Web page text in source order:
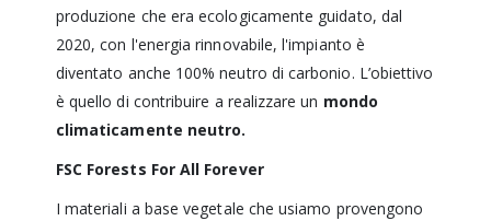
produzione che era ecologicamente guidato, dal
2020, con l'energia rinnovabile, l'impianto è
diventato anche 100% neutro di carbonio. L’obiettivo
è quello di contribuire a realizzare un mondo
climaticamente neutro.
FSC Forests For All Forever
I materiali a base vegetale che usiamo provengono